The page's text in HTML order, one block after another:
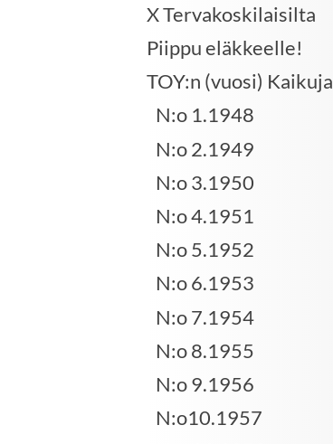
X Tervakoskilaisilta
Piippu eläkkeelle!
TOY:n (vuosi) Kaikuja
N:o 1.1948
N:o 2.1949
N:o 3.1950
N:o 4.1951
N:o 5.1952
N:o 6.1953
N:o 7.1954
N:o 8.1955
N:o 9.1956
N:o10.1957